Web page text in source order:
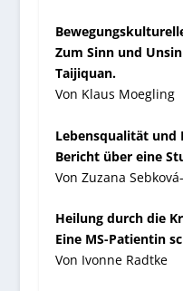
Zum Sinn und
Taijiquan.
Von Klaus Moegling
Lebensqualität und
Bericht über eine
Von Zuzana
Heilung durch die
Eine MS-Patientin
Von Ivonne Radtke